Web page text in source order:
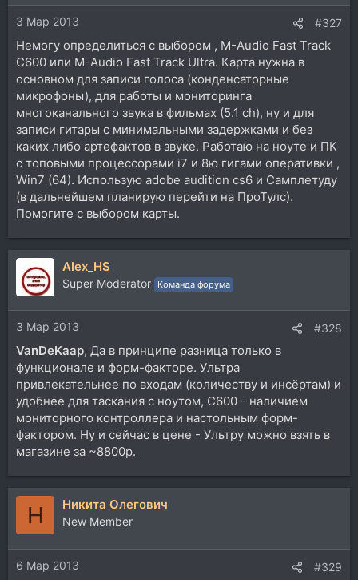
3 Мар 2013 #327
Немогу определиться с выбором , M-Audio Fast Track
C600 или M-Audio Fast Track Ultra. Карта нужна в
основном для записи голоса (конденсаторные
микрофоны), для работы и мониторинга
многоканального звука в фильмах (5.1 ch), ну и для
записи гитары с минимальными задержками и без
каких либо артефактов в звуке. Работаю на ноуте и ПК
с топовыми процессорами i7 и 8ю гигами оперативки ,
Win7 (64). Использую adobe audition cs6 и Самплетуду
(в дальнейшем планирую перейти на ПроТулс).
Помогите с выбором карты.
Alex_HS
Super Moderator Команда форума
3 Мар 2013 #328
VanDeKaap, Да в принципе разница только в
функционале и форм-факторе. Ультра
привлекательнее по входам (количеству и инсёртам) и
удобнее для таскания с ноутом, С600 - наличием
мониторного контроллера и настольным форм-
фактором. Ну и сейчас в цене - Ультру можно взять в
магазине за ~8800р.
Н Никита Олегович
New Member
6 Мар 2013 #329